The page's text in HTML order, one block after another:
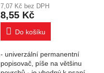
7,07 Kč bez DPH
8,55 Kč
Do košíku
- univerzální permanentní
popisovač, píše na většinu